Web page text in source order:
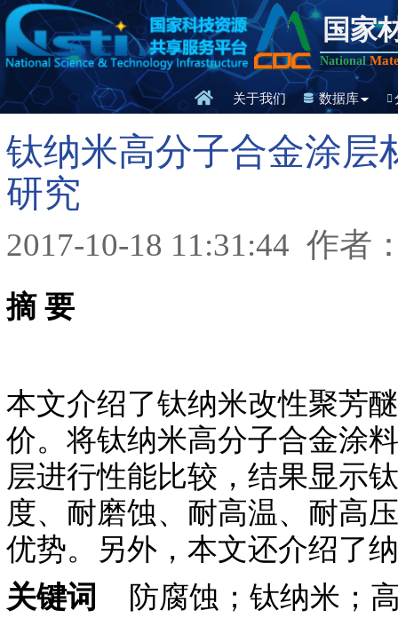
国家
National
关于我们 数据库
钛纳米高分子合金涂层
研究
2017-10-18 11:31:44 作者
摘 要
本文介绍了钛纳米改性聚芳
价。将钛纳米高分子合金涂
层进行性能比较，结果显示
度、耐磨蚀、耐高温、耐高
优势。另外，本文还介绍了
关键词
防腐蚀；钛纳米；